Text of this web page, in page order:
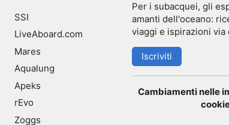
SSI
LiveAboard.com
Mares
Aqualung
Apeks
rEvo
Zoggs
Per i subacquei, gli
amanti dell'oceano:
viaggi e ispirazioni via
Iscriviti
Cambiamenti nelle